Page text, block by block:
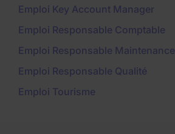
Emploi Key Account Manager
Emploi Responsable Comptable
Emploi Responsable Maintenance
Emploi Responsable Qualité
Emploi Tourisme